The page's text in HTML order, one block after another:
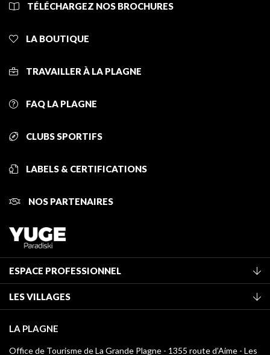
TÉLÉCHARGEZ NOS BROCHURES
LA BOUTIQUE
TRAVAILLER À LA PLAGNE
FAQ LA PLAGNE
CLUBS SPORTIFS
LABELS & CERTIFICATIONS
NOS PARTENAIRES
ESPACE PROFESSIONNEL
Classement des meublés
Taxe de séjour
Médiathèque
LES VILLAGES
Montchavin - Les Coches
LA PLAGNE
Office de Tourisme de La Grande Plagne - 1355 route d’Aime - Les